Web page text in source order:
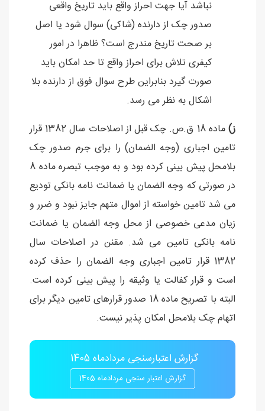
نباشد آیا جهت احراز واقع باید تاریخ واقعی
صدور چک از دارنده (شاکی) سوال شود یا اصل
بر صحت تاریخ مندرج است؟ ظاهرا در امور
کیفری تلاش برای احراز واقع تا حد امکان باید
صورت گیرد بنابراین طرح سوال فوق از دارنده بلا
اشکال به نظر می رسد.
ز)
ماده 18 ق.ص. چک قبل از اصلاحات سال 1382 قرار
تامین اجباری (وجه الضمان) را برای جرم صدور چک
بلامحل پیش بینی کرده بود و به موجب تبصره ماده 8
در صورتی که وجه الضمان یا ضمانت نامه بانکی تودیع
می شد تامین خواسته از اموال متهم جایز نبود و ضرر و
زیان مدعی خصوصی از محل وجه الضمان یا ضمانت
نامه بانکی تامین می شد. مقنن در اصلاحات سال
1382 قرار تامین اجباری وجه الضمان را حذف کرده
است و قرار کفالت یا وثیقه را پیش بینی کرده است.
البته با تصریح ماده 18 صدور قرارهای تامین دیگر برای
اتهام چک بلامحل امکان پذیر نیست.
گزارش اعتبارسنجی مردادماه 1405
گزارش اعتبار سنجی مردادماه 1405